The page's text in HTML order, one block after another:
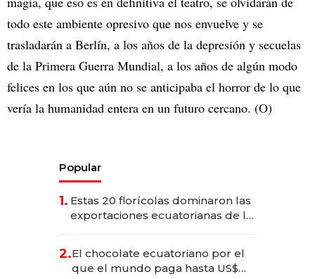
todo este ambiente opresivo que nos envuelve y se
trasladarán a Berlín, a los años de la depresión y secuelas
de la Primera Guerra Mundial, a los años de algún modo
felices en los que aún no se anticipaba el horror de lo que
vería la humanidad entera en un futuro cercano. (O)
Popular
1. Estas 20 florícolas dominaron las
exportaciones ecuatorianas de la
2.El chocolate ecuatoriano por el
que el mundo paga hasta US$